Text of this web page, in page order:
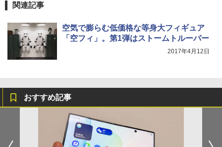
関連記事
空気で膨らむ低価格な等身大フィギュア
「空フィ」。第1弾はストームトルーパー
2017年4月12日
おすすめ記事